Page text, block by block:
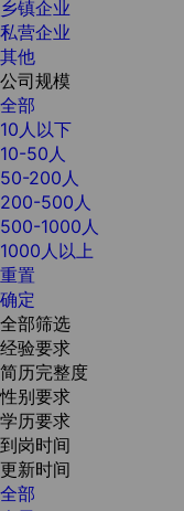
乡镇企业
私营企业
其他
公司规模
全部
10人以下
10-50人
50-200人
200-500人
500-1000人
1000人以上
重置
确定
全部筛选
经验要求
简历完整度
性别要求
学历要求
到岗时间
更新时间
全部